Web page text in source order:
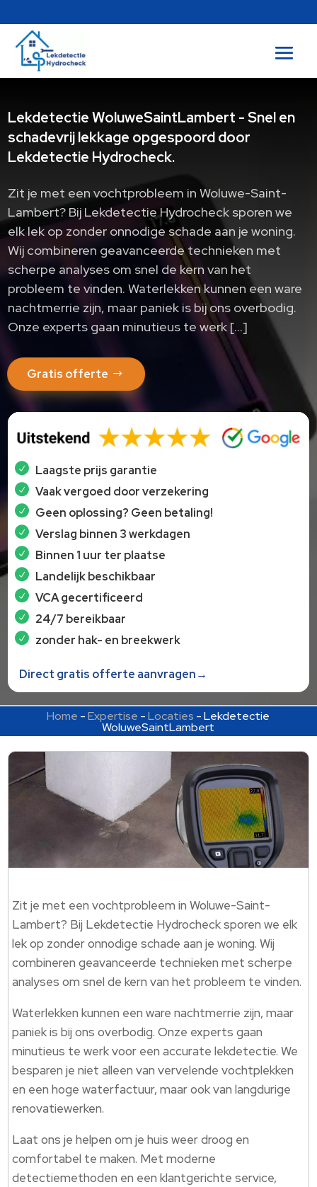
Lekdetectie WoluweSaintLambert - Snel en
schadevrij lekkage opgespoord door
Lekdetectie Hydrocheck.
Zit je met een vochtprobleem in Woluwe-Saint-
Lambert? Bij Lekdetectie Hydrocheck sporen we
elk lek op zonder onnodige schade aan je woning.
Wij combineren geavanceerde technieken met
scherpe analyses om snel de kern van het
probleem te vinden. Waterlekken kunnen een ware
nachtmerrie zijn, maar paniek is bij ons overbodig.
Onze experts gaan minutieus te werk […]
Gratis offerte
Laagste prijs garantie
Vaak vergoed door verzekering
Geen oplossing? Geen betaling!
Verslag binnen 3 werkdagen
Binnen 1 uur ter plaatse
Landelijk beschikbaar
VCA gecertificeerd
24/7 bereikbaar
zonder hak- en breekwerk
Direct gratis offerte aanvragen→
Home -Expertise -Locaties -Lekdetectie
WoluweSaintLambert
Zit je met een vochtprobleem in Woluwe-Saint-
Lambert? Bij Lekdetectie Hydrocheck sporen we elk
lek op zonder onnodige schade aan je woning. Wij
combineren geavanceerde technieken met scherpe
analyses om snel de kern van het probleem te vinden.
Waterlekken kunnen een ware nachtmerrie zijn, maar
paniek is bij ons overbodig. Onze experts gaan
minutieus te werk voor een accurate lekdetectie. We
besparen je niet alleen van vervelende vochtplekken
en een hoge waterfactuur, maar ook van langdurige
renovatiewerken.
Laat ons je helpen om je huis weer droog en
comfortabel te maken. Met moderne
detectiemethoden en een klantgerichte service,